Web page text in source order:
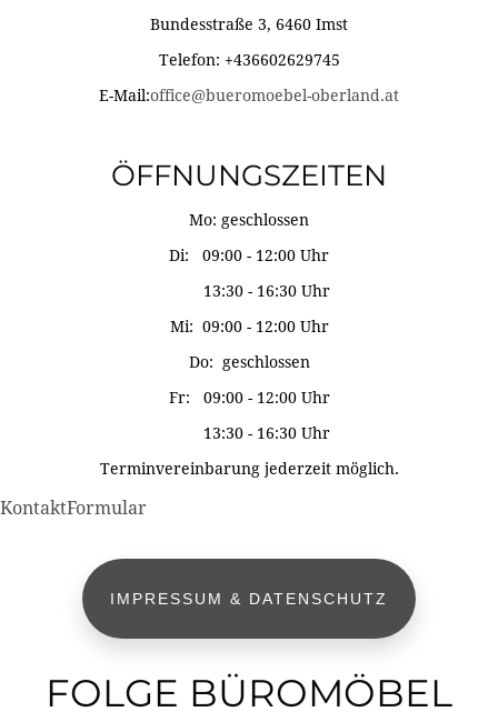
Bundesstraße 3, 6460 Imst
Telefon: +436602629745
E-Mail:office@bueromoebel-oberland.at
ÖFFNUNGSZEITEN
Mo: geschlossen
Di: 09:00 - 12:00 Uhr
13:30 - 16:30 Uhr
Mi: 09:00 - 12:00 Uhr
Do: geschlossen
Fr: 09:00 - 12:00 Uhr
13:30 - 16:30 Uhr
Terminvereinbarung jederzeit möglich.
KontaktFormular
IMPRESSUM & DATENSCHUTZ
FOLGE BÜROMÖBEL